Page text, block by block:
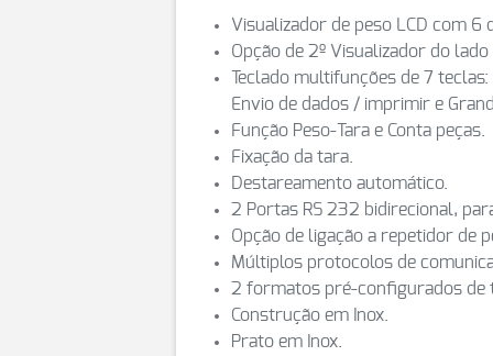
Visualizador de peso LCD com 6
Opção de 2º Visualizador do
Teclado multifunções de 7
Envio de dados / imprimir e
Função Peso-Tara e Conta peças.
Fixação da tara.
Destareamento automático.
2 Portas RS 232 bidirecional,
Opção de ligação a repetidor de
Múltiplos protocolos de
2 formatos pré-configurados de
Construção em Inox.
Prato em Inox.